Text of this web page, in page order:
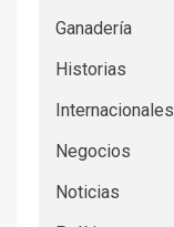
Ganadería
Historias
Internacionales
Negocios
Noticias